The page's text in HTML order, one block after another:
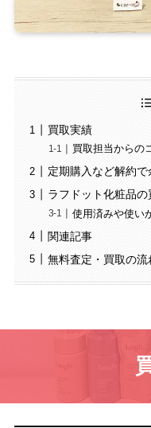
買取実績
買取担当からの
定期購入など解約
ラフドット化粧品
使用済みや使い
関連記事
無料査定・買取の流